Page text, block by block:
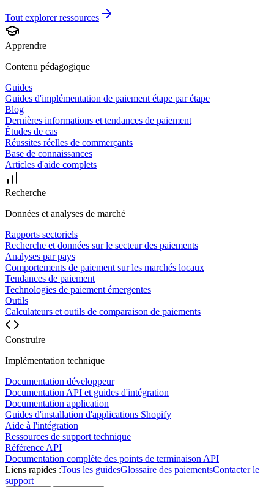
Tout explorer ressources
Apprendre
Contenu pédagogique
Guides
Guides d'implémentation de paiement étape par étape
Blog
Dernières informations et tendances de paiement
Études de cas
Réussites réelles de commerçants
Base de connaissances
Articles d'aide complets
Recherche
Données et analyses de marché
Rapports sectoriels
Recherche et données sur le secteur des paiements
Analyses par pays
Comportements de paiement sur les marchés locaux
Tendances de paiement
Technologies de paiement émergentes
Outils
Calculateurs et outils de comparaison de paiements
Construire
Implémentation technique
Documentation développeur
Documentation API et guides d'intégration
Documentation application
Guides d'installation d'applications Shopify
Aide à l'intégration
Ressources de support technique
Référence API
Documentation complète des points de terminaison API
Liens rapides :Tous les guidesGlossaire des paiementsContacter le
support